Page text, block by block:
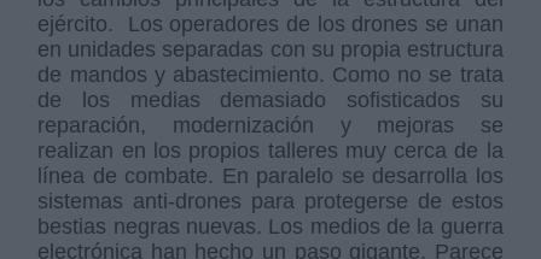
ejército. Los operadores de los drones se unan
en unidades separadas con su propia estructura
de mandos y abastecimiento. Como no se trata
de los medias demasiado sofisticados su
reparación, modernización y mejoras se
realizan en los propios talleres muy cerca de la
línea de combate. En paralelo se desarrolla los
sistemas anti-drones para protegerse de estos
bestias negras nuevas. Los medios de la guerra
electrónica han hecho un paso gigante. Parece